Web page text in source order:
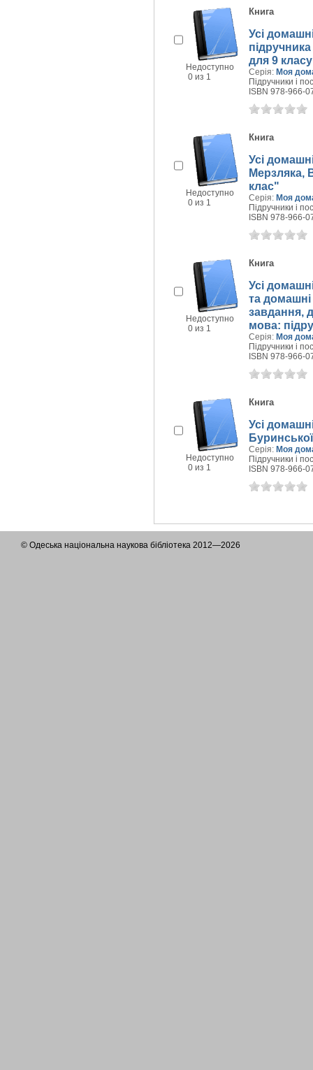
Недоступно
0 из 1
Книга
Усі
для 9
Серія: Моя
Підручники і
ISBN 978-966-
Недоступно
0 из 1
Книга
Усі
Мерзляка,
клас"
Серія: Моя
Підручники і
ISBN 978-966-
Недоступно
0 из 1
Книга
Усі
та домашні
завдання,
мова:
Серія: Моя
Підручники і
ISBN 978-966-
Недоступно
0 из 1
Книга
Усі
Серія: Моя
Підручники і
ISBN 978-966-
© Одеська національна наукова бібліотека 2012—2026